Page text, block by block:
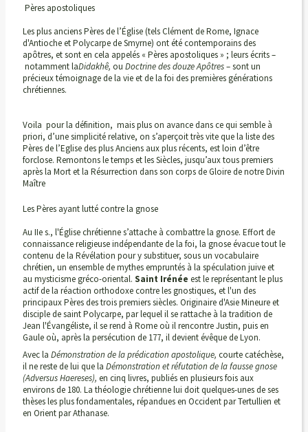
Pères apostoliques
Les plus anciens Pères de l’Église (tels Clément de Rome, Ignace
d'Antioche et Polycarpe de Smyrne) ont été contemporains des
apôtres, et sont en cela appelés « Pères apostoliques » ; leurs écrits –
notamment laDidakhê, ou Doctrine des douze Apôtres– sont un
précieux témoignage de la vie et de la foi des premières générations
chrétiennes.
Voila pour la définition, mais plus on avance dans ce qui semble à
priori, d’une simplicité relative, on s’aperçoit très vite que la liste des
Pères de l’Eglise des plus Anciens aux plus récents, est loin d’être
forclose. Remontons le temps et les Siècles, jusqu’aux tous premiers
après la Mort et la Résurrection dans son corps de Gloire de notre Divin
Maître
Les Pères ayant lutté contre la gnose
Au IIe s., l'Église chrétienne s’attache à combattre la gnose. Effort de
connaissance religieuse indépendante de la foi, la gnose évacue tout le
contenu de la Révélation pour y substituer, sous un vocabulaire
chrétien, un ensemble de mythes empruntés à la spéculation juive et
au mysticisme gréco-oriental. Saint Irénée est le représentant le plus
actif de la réaction orthodoxe contre les gnostiques, et l'un des
principaux Pères des trois premiers siècles. Originaire d'Asie Mineure et
disciple de saint Polycarpe, par lequel il se rattache à la tradition de
Jean l'Évangéliste, il se rend à Rome où il rencontre Justin, puis en
Gaule où, après la persécution de 177, il devient évêque de Lyon.
Avec la Démonstration de la prédication apostolique, courte catéchèse,
il ne reste de lui que la Démonstration et réfutation de la fausse gnose
(Adversus Haereses), en cinq livres, publiés en plusieurs fois aux
environs de 180. La théologie chrétienne lui doit quelques-unes de ses
thèses les plus fondamentales, répandues en Occident par Tertullien et
en Orient par Athanase.